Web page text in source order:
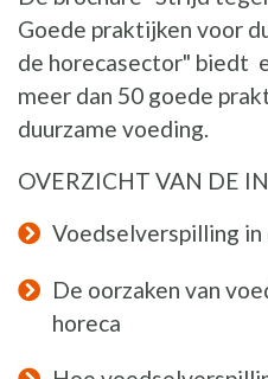
Goede praktijken voor
de horecasector" biedt
meer dan 50 goede
duurzame voeding.
OVERZICHT VAN DE
Voedselverspilling
De oorzaken van
horeca